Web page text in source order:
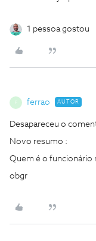
1 pessoa gostou
ferrao AUTOR
Desapareceu o
Novo resumo :
Quem é o funcionário
obgr